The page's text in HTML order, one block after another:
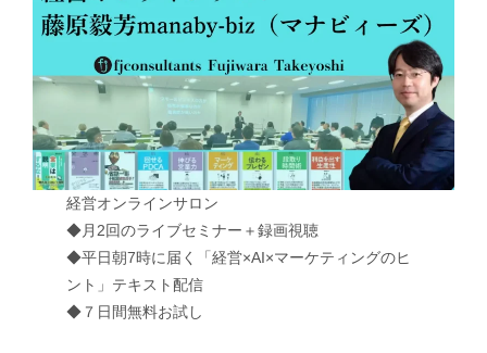
経営オンラインサロン
◆月2回のライブセミナー＋録画視聴
◆平日朝7時に届く「経営×AI×マーケティングのヒ
ント」テキスト配信
◆７日間無料お試し